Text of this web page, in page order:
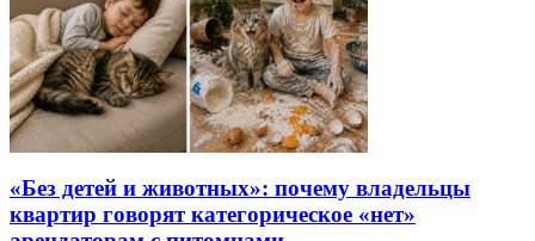
«Без детей и животных»: почему владельцы
квартир говорят категорическое «нет»